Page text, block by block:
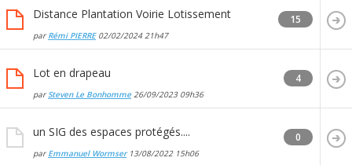
Distance Plantation Voirie Lotissement
par Rémi PIERRE02/02/2024 21h47
15
Lot en drapeau
par Steven Le Bonhomme 26/09/2023 09h36
4
un SIG des espaces protégés....
par Emmanuel Wormser13/08/2022 15h06
0